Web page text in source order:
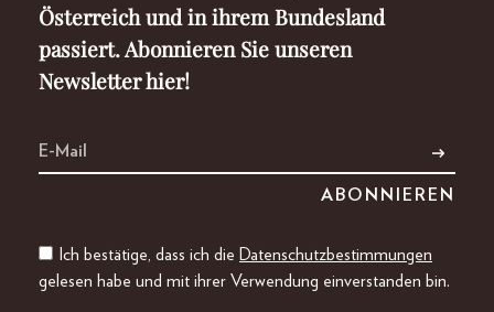
Österreich und in ihrem Bundesland
passiert. Abonnieren Sie unseren
Newsletter hier!
Ich bestätige, dass ich die Datenschutzbestimmungen
gelesen habe und mit ihrer Verwendung einverstanden bin.